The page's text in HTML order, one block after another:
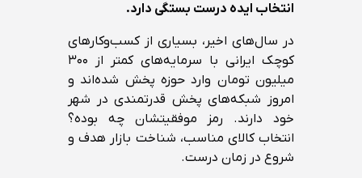
انتخاب ایده درست بستگی دارد.
در سال‌های اخیر، بسیاری از کسب‌وکارهای
کوچک ایرانی با سرمایه‌های کمتر از ۳۰۰
میلیون تومان وارد حوزه پخش شده‌اند و
امروز شبکه‌های پخش قدرتمندی در شهر
خود دارند. رمز موفقیتشان چه بوده؟
انتخاب کالای مناسب، شناخت بازار هدف و
شروع در زمان درست.